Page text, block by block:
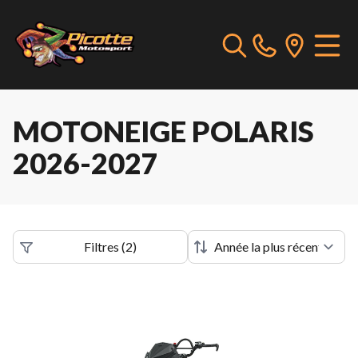
MOTONEIGE POLARIS
2026-2027
Filtres (2)